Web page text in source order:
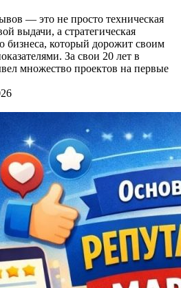
— это не просто техническая
выдачи, а стратегическая
бизнеса, который дорожит своим
За свои 20 лет в
множество проектов на первые